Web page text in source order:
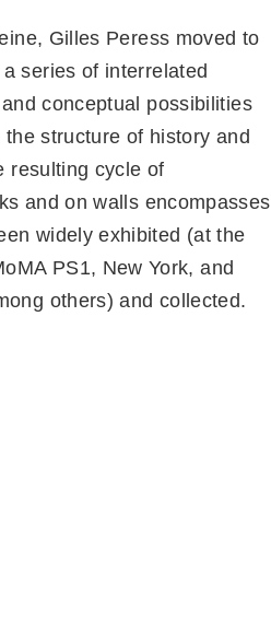
Gilles Peress moved to
series of interrelated
conceptual possibilities
structure of history and
resulting cycle of
and on walls encompasses
widely exhibited (at the
PS1, New York, and
others) and collected.